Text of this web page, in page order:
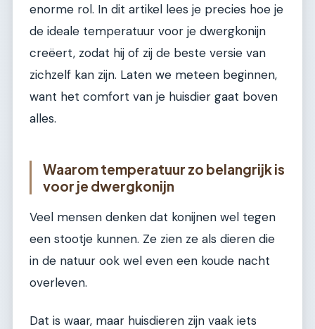
enorme rol. In dit artikel lees je precies hoe je
de ideale temperatuur voor je dwergkonijn
creëert, zodat hij of zij de beste versie van
zichzelf kan zijn. Laten we meteen beginnen,
want het comfort van je huisdier gaat boven
alles.
Waarom temperatuur zo belangrijk is
voor je dwergkonijn
Veel mensen denken dat konijnen wel tegen
een stootje kunnen. Ze zien ze als dieren die
in de natuur ook wel even een koude nacht
overleven.
Dat is waar, maar huisdieren zijn vaak iets